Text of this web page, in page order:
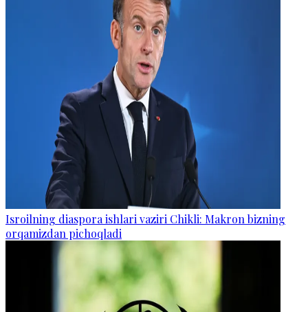
Isroilning diaspora ishlari vaziri Chikli: Makron bizning
orqamizdan pichoqladi